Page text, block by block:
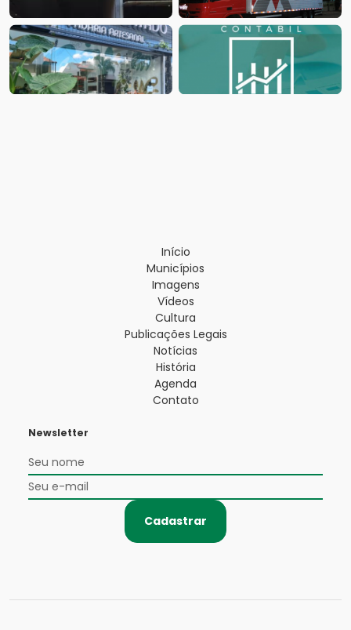
Início
Municípios
Imagens
Vídeos
Cultura
Publicações Legais
Notícias
História
Agenda
Contato
Newsletter
Cadastrar